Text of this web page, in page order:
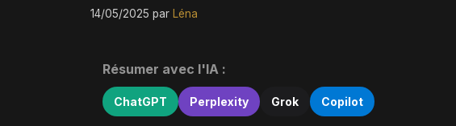
14/05/2025 par Léna
Résumer avec l'IA :
ChatGPT Perplexity Grok Copilot